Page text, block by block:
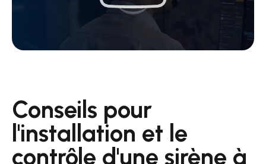
Conseils pour
l'installation et le
contrôle d'une sirène à